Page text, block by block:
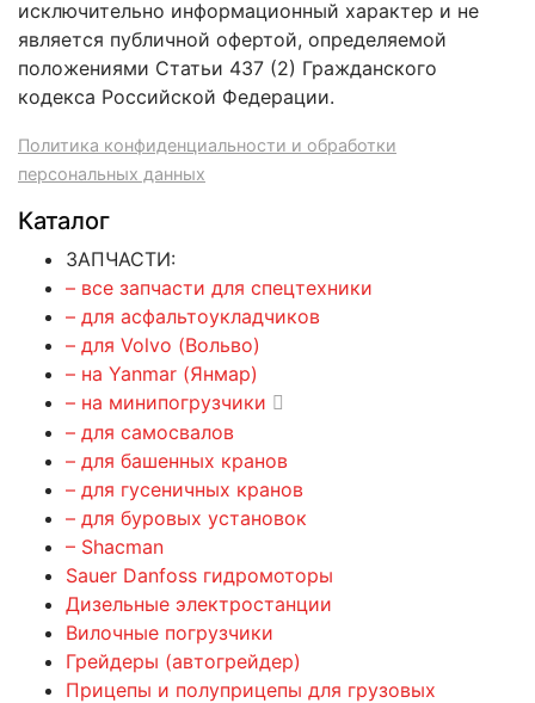
исключительно информационный характер и не
является публичной офертой, определяемой
положениями Статьи 437 (2) Гражданского
кодекса Российской Федерации.
Политика конфиденциальности и обработки
персональных данных
Каталог
ЗАПЧАСТИ:
– все запчасти для спецтехники
– для асфальтоукладчиков
– для Volvo (Вольво)
– на Yanmar (Янмар)
– на минипогрузчики
– для самосвалов
– для башенных кранов
– для гусеничных кранов
– для буровых установок
– Shacman
Sauer Danfoss гидромоторы
Дизельные электростанции
Вилочные погрузчики
Грейдеры (автогрейдер)
Прицепы и полуприцепы для грузовых